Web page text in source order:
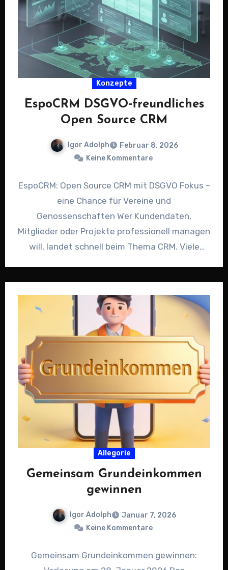
Konzepte
EspoCRM DSGVO‑freundliches
Open Source CRM
Igor Adolph
Februar 8, 2026
Keine Kommentare
EspoCRM: Open Source CRM mit DSGVO Fokus –
eine Chance für Vereine und
Genossenschaften Wer Kundendaten,
Mitglieder oder Projekte professionell managen
will, landet schnell beim Thema CRM. Viele
Allegorie
Gemeinsam Grundeinkommen
gewinnen
Igor Adolph
Januar 7, 2026
Keine Kommentare
Gemeinsam Grundeinkommen gewinnen: